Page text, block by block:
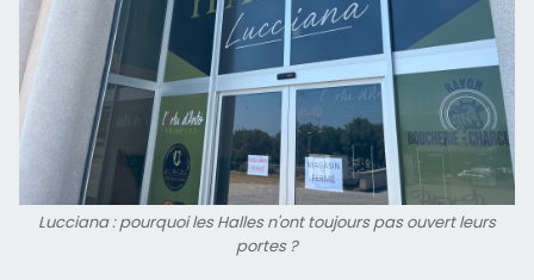
Lucciana : pourquoi les Halles n'ont toujours pas ouvert leurs
portes ?